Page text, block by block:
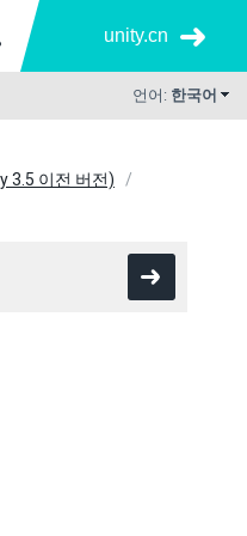
unity.cn
언어: 한국어
3.5 이전 버전)